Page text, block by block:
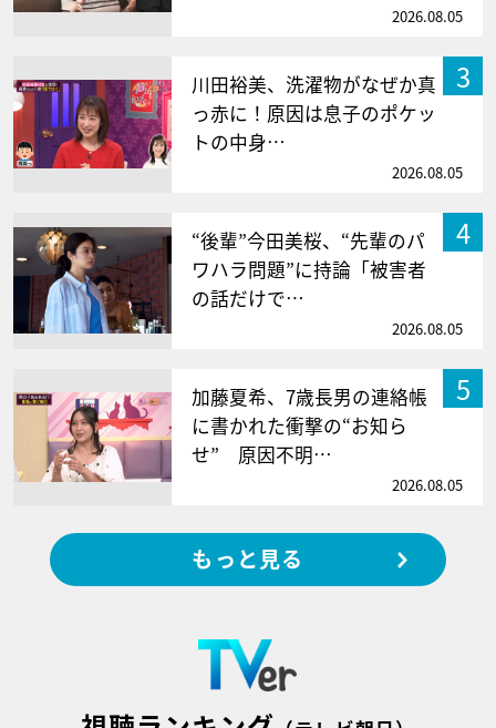
2026.08.05
3
川田裕美、洗濯物がなぜか真
っ赤に！原因は息子のポケッ
トの中身…
2026.08.05
4
“後輩”今田美桜、“先輩のパ
ワハラ問題”に持論「被害者
の話だけで…
2026.08.05
5
加藤夏希、7歳長男の連絡帳
に書かれた衝撃の“お知ら
せ” 原因不明…
2026.08.05
もっと見る